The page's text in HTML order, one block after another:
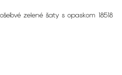
zelené šaty s opaskom 18518